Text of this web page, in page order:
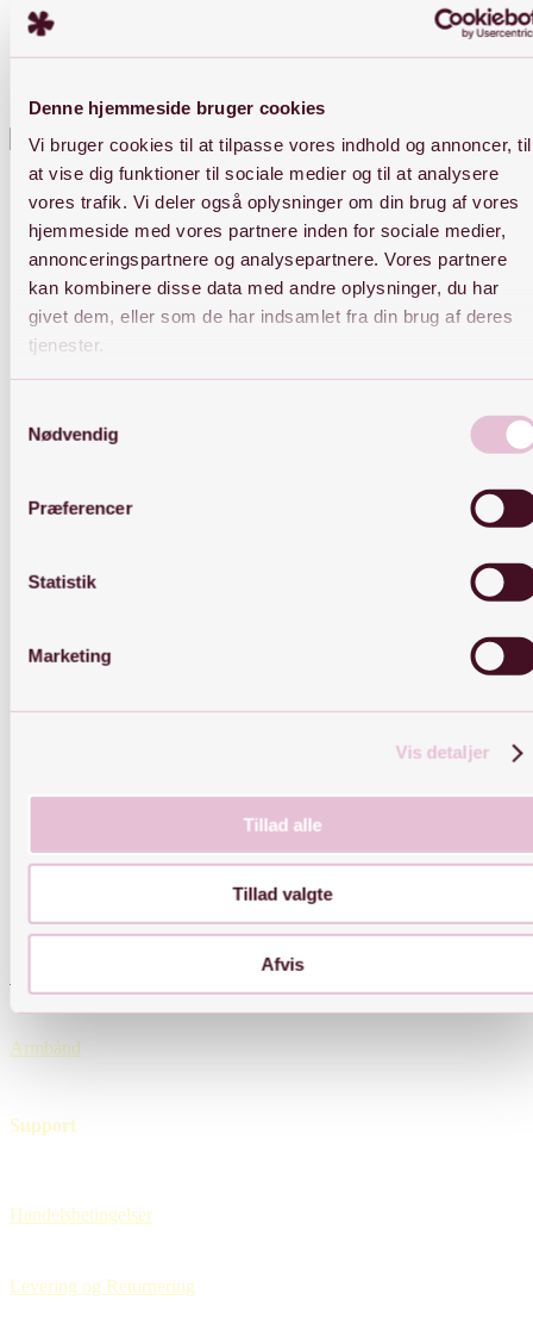
Denne hjemmeside bruger cookies
Vi bruger cookies til at tilpasse vores indhold og annoncer, til
at vise dig funktioner til sociale medier og til at analysere
vores trafik. Vi deler også oplysninger om din brug af vores
hjemmeside med vores partnere inden for sociale medier,
annonceringspartnere og analysepartnere. Vores partnere
kan kombinere disse data med andre oplysninger, du har
givet dem, eller som de har indsamlet fra din brug af deres
tjenester.
Nødvendig
Præferencer
Statistik
Marketing
Vis detaljer
Tillad alle
Tillad valgte
Afvis
Om BYJIINe
Press enter to begin your search
Search
Nyheder
Gå på opdagelse i de nyeste smykker på shoppen!
Armbånd
Support
Handelsbetingelser
Levering og Returnering